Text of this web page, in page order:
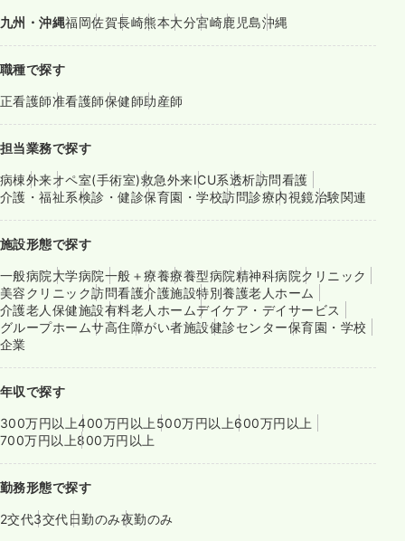
九州・沖縄福岡佐賀長崎熊本大分宮崎鹿児島沖縄
職種で探す
正看護師准看護師保健師助産師
担当業務で探す
病棟外来オペ室(手術室)救急外来ICU系透析訪問看護
介護・福祉系検診・健診保育園・学校訪問診療内視鏡治験関連
施設形態で探す
一般病院大学病院一般＋療養療養型病院精神科病院クリニック
美容クリニック訪問看護介護施設特別養護老人ホーム
介護老人保健施設有料老人ホームデイケア・デイサービス
グループホームサ高住障がい者施設健診センター保育園・学校
企業
年収で探す
300万円以上400万円以上 500万円以上600万円以上
700万円以上800万円以上
勤務形態で探す
2交代3交代日勤のみ夜勤のみ